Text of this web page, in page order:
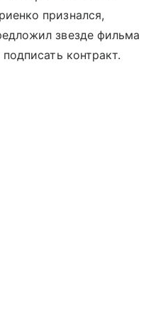
признался,
звезде фильма
подписать контракт.